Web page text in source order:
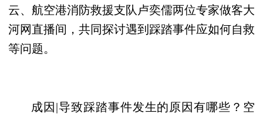
云、航空港消防救援支队卢奕儒两位专家做客大
河网直播间，共同探讨遇到踩踏事件应如何自救
等问题。
成因|导致踩踏事件发生的原因有哪些？空